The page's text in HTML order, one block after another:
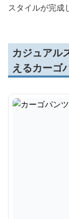
スタイルが完成
カジュアル
えるカーゴ